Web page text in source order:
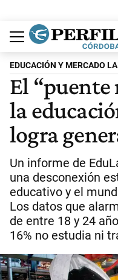
Política
Economía
Judiciales
Sociedad
Cultura
Espectáculos
Deportes
Protagonistas
EDUCACIÓN Y MERCADO
El “puente
la
logra
Un informe de
una desconexión
educativo y el
Los datos que
de entre 18 y 24
16% no estudia ni